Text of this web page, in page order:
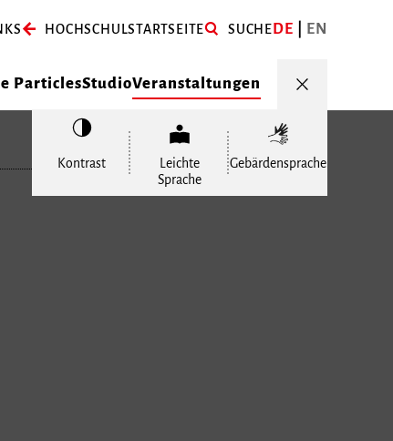
HOCHSCHULSTARTSEITE SUCHEDE EN
ParticlesStudioVeranstaltungen
Kontrast
Leichte
Sprache
Gebärdensprache